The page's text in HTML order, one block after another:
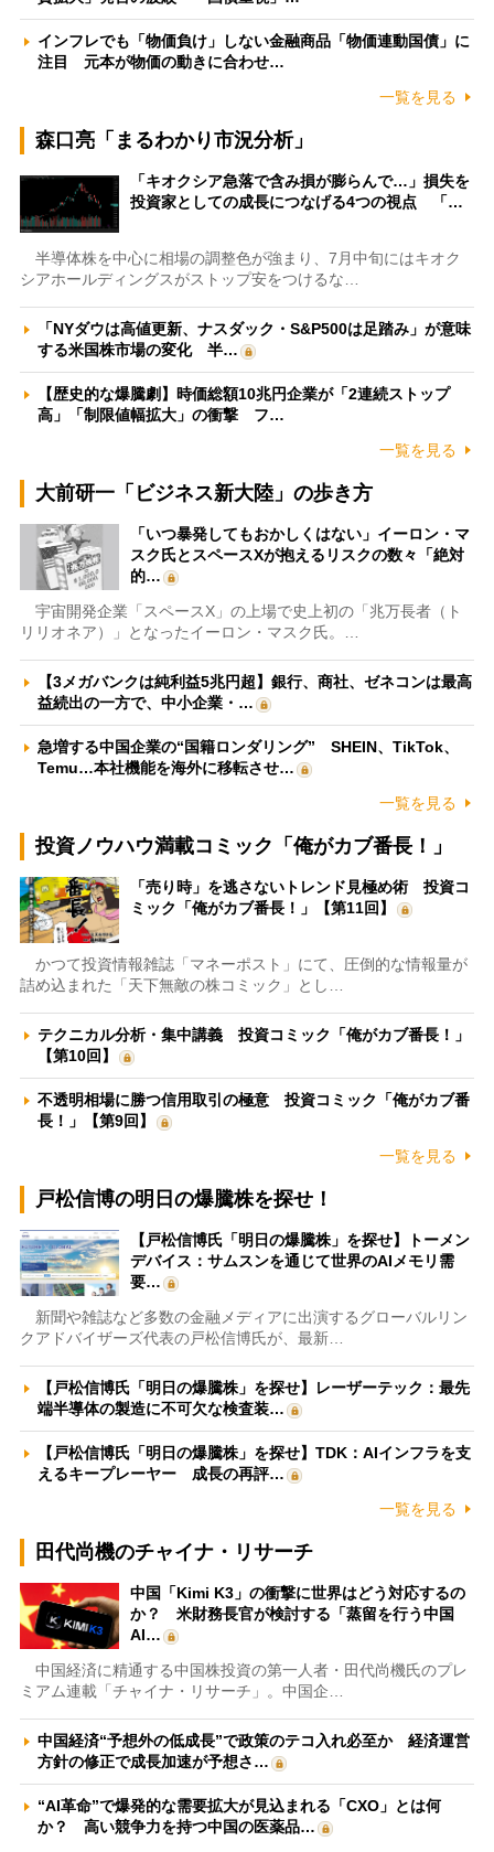
インフレでも「物価負け」しない金融商品「物価連動国債」に
注目 元本が物価の動きに合わせ…
一覧を見る
森口亮「まるわかり市況分析」
「キオクシア急落で含み損が膨らんで…」損失を
投資家としての成長につなげる4つの視点 「…
半導体株を中心に相場の調整色が強まり、7月中旬にはキオク
シアホールディングスがストップ安をつけるな…
「NYダウは高値更新、ナスダック・S&P500は足踏み」が意味
する米国株市場の変化 半…
【歴史的な爆騰劇】時価総額10兆円企業が「2連続ストップ
高」「制限値幅拡大」の衝撃 フ…
一覧を見る
大前研一「ビジネス新大陸」の歩き方
「いつ暴発してもおかしくはない」イーロン・マ
スク氏とスペースXが抱えるリスクの数々「絶対
的…
宇宙開発企業「スペースX」の上場で史上初の「兆万長者（ト
リリオネア）」となったイーロン・マスク氏。…
【3メガバンクは純利益5兆円超】銀行、商社、ゼネコンは最高
益続出の一方で、中小企業・…
急増する中国企業の“国籍ロンダリング” SHEIN、TikTok、
Temu…本社機能を海外に移転させ…
一覧を見る
投資ノウハウ満載コミック「俺がカブ番長！」
「売り時」を逃さないトレンド見極め術 投資コ
ミック「俺がカブ番長！」【第11回】
かつて投資情報雑誌「マネーポスト」にて、圧倒的な情報量が
詰め込まれた「天下無敵の株コミック」とし…
テクニカル分析・集中講義 投資コミック「俺がカブ番長！」
【第10回】
不透明相場に勝つ信用取引の極意 投資コミック「俺がカブ番
長！」【第9回】
一覧を見る
戸松信博の明日の爆騰株を探せ！
【戸松信博氏「明日の爆騰株」を探せ】トーメン
デバイス：サムスンを通じて世界のAIメモリ需
要…
新聞や雑誌など多数の金融メディアに出演するグローバルリン
クアドバイザーズ代表の戸松信博氏が、最新…
【戸松信博氏「明日の爆騰株」を探せ】レーザーテック：最先
端半導体の製造に不可欠な検査装…
【戸松信博氏「明日の爆騰株」を探せ】TDK：AIインフラを支
えるキープレーヤー 成長の再評…
一覧を見る
田代尚機のチャイナ・リサーチ
中国「Kimi K3」の衝撃に世界はどう対応するの
か？ 米財務長官が検討する「蒸留を行う中国
AI…
中国経済に精通する中国株投資の第一人者・田代尚機氏のプレ
ミアム連載「チャイナ・リサーチ」。中国企…
中国経済“予想外の低成長”で政策のテコ入れ必至か 経済運営
方針の修正で成長加速が予想さ…
“AI革命”で爆発的な需要拡大が見込まれる「CXO」とは何
か？ 高い競争力を持つ中国の医薬品…